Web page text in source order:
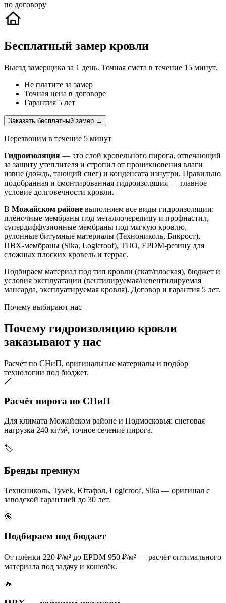
по договору
Бесплатный замер кровли
Выезд замерщика за 1 день. Точная смета в течение 15 минут.
Не платите за замер
Точная цена в договоре
Гарантия 5 лет
Заказать бесплатный замер →
Перезвоним в течение 5 минут
Гидроизоляция — это слой кровельного пирога, отвечающий
за защиту утеплителя и стропил от проникновения влаги
извне (дождь, тающий снег) и конденсата изнутри. Правильно
подобранная и смонтированная гидроизоляция — главное
условие долговечности кровли.
В Можайском районе выполняем все виды гидроизоляции:
плёночные мембраны под металлочерепицу и профнастил,
супердиффузионные мембраны под мягкую кровлю,
рулонные битумные материалы (Технониколь, Бикрост),
ПВХ-мембраны (Sika, Logicroof), ТПО, EPDM-резину для
сложных плоских кровель и террас.
Подбираем материал под тип кровли (скат/плоская), бюджет и
условия эксплуатации (вентилируемая/невентилируемая
мансарда, эксплуатируемая кровля). Договор и гарантия 5 лет.
Почему выбирают нас
Почему гидроизоляцию кровли
заказывают у нас
Расчёт по СНиП, оригинальные материалы и подбор
технологии под бюджет.
📐
Расчёт пирога по СНиП
Для климата Можайском районе и Подмосковья: снеговая
нагрузка 240 кг/м², точное сечение пирога.
🏷️
Бренды премиум
Технониколь, Tyvek, Ютафол, Logicroof, Sika — оригинал с
заводской гарантией до 30 лет.
🎯
Подбираем под бюджет
От плёнки 220 ₽/м² до EPDM 950 ₽/м² — расчёт оптимального
материала под задачу и кошелёк.
🔥